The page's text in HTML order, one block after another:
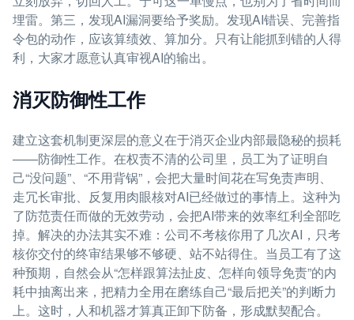
埋雷。第三，发现AI漏洞要给予奖励。发现AI错误、完善指
令包的动作，应该算绩效、算加分。只有让能抓到错的人得
利，大家才愿意认真审视AI的输出。
消灭防御性工作
建立这套机制更深层的意义在于消灭企业内部最隐秘的损耗
——防御性工作。在权责不清的公司里，员工为了证明自
己“没问题”、“不用背锅”，会把大量时间花在写免责声明、
走冗长审批、反复用肉眼核对AI已经做过的事情上。这种为
了防范责任而做的无效劳动，会把AI带来的效率红利全部吃
掉。解决的办法其实不难：公司不考核你用了几次AI，只考
核你交付的终审结果够不够硬、站不站得住。当员工有了这
种预期，自然会从“怎样跟算法扯皮、怎样向领导免责”的内
耗中抽离出来，把精力全用在磨练自己“最后把关”的判断力
上。这时，人和机器才算真正卸下防备，形成默契配合。